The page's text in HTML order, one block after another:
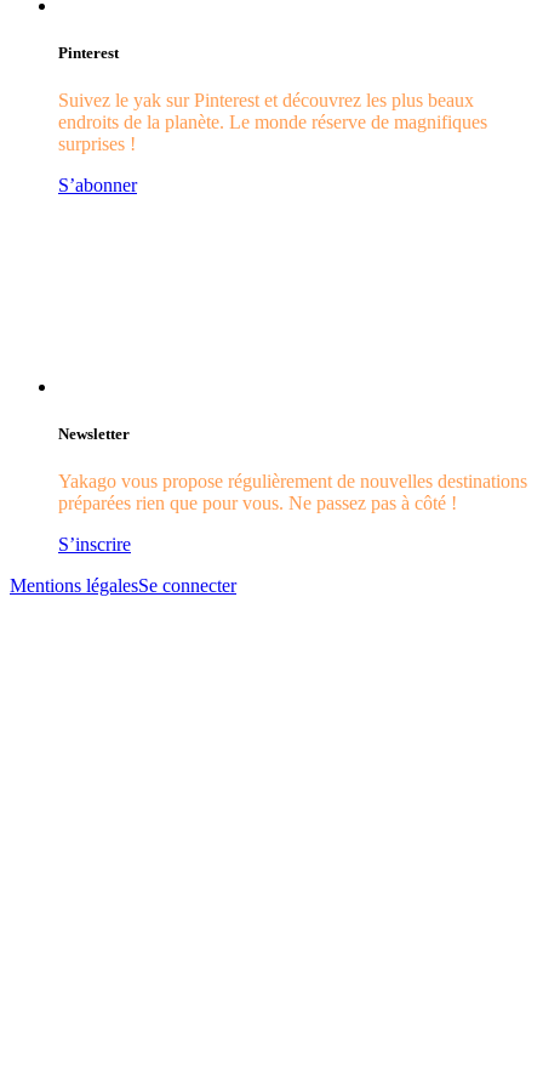
Pinterest
Suivez le yak sur Pinterest et découvrez les plus beaux
endroits de la planète. Le monde réserve de magnifiques
surprises !
S’abonner
Newsletter
Yakago vous propose régulièrement de nouvelles destinations
préparées rien que pour vous. Ne passez pas à côté !
S’inscrire
Mentions légalesSe connecter